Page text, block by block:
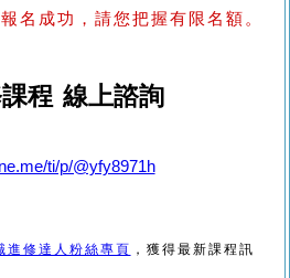
名成功，請您把握有限名額。
程 線上諮詢
ti/p/@yfy8971h
進修達人粉絲專頁 ，獲得最新課程訊